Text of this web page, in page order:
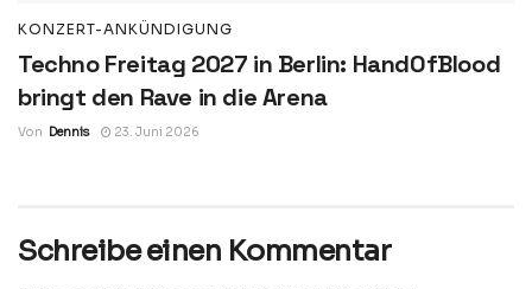
KONZERT-ANKÜNDIGUNG
Techno Freitag 2027 in Berlin: HandOfBlood
bringt den Rave in die Arena
Von Dennis 23. Juni 2026
Schreibe einen Kommentar